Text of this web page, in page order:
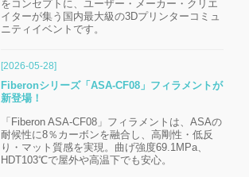
をコンセプトに、ユーザー・メーカー・クリエ
イターが集う国内最大級の3Dプリンターコミュ
ニティイベントです。
[2026-05-28]
Fiberonシリーズ「ASA-CF08」フィラメントが
新登場！
「Fiberon ASA-CF08」フィラメントは、ASAの
耐候性に8％カーボンを融合し、高剛性・低反
り・マット質感を実現。曲げ強度69.1MPa、
HDT103℃で屋外や高温下でも安心。